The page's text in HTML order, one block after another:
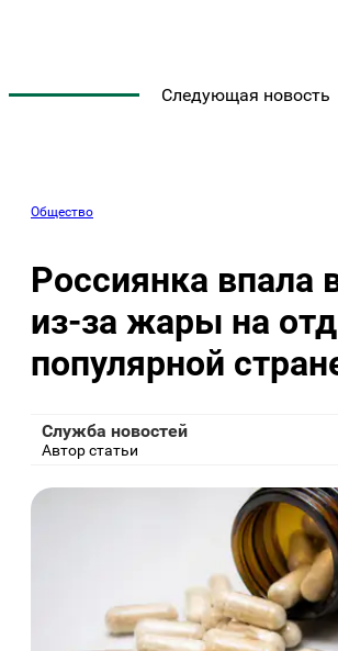
Следующая новость
Общество
Россиянка впала
из-за жары на
популярной
Служба новостей
Автор статьи